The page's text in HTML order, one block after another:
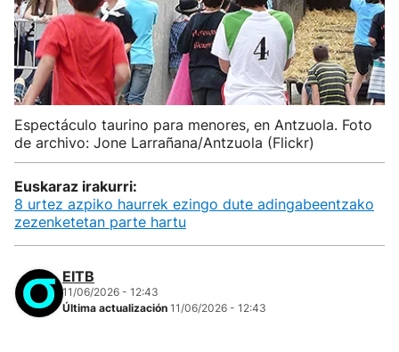
Espectáculo taurino para menores, en Antzuola. Foto
de archivo: Jone Larrañana/Antzuola (Flickr)
Euskaraz irakurri:
8 urtez azpiko haurrek ezingo dute adingabeentzako
zezenketetan parte hartu
EITB
11/06/2026 - 12:43
Última actualización 11/06/2026 - 12:43